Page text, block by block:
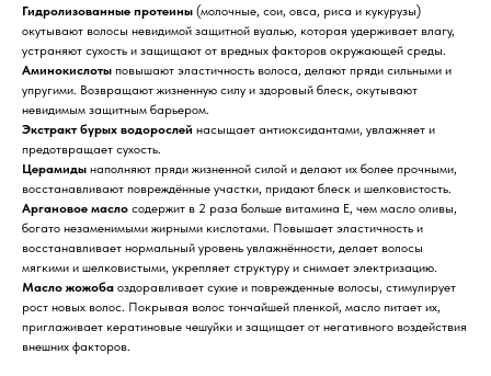
Гидролизованные протеины (молочные, сои, овса, риса и кукурузы)
окутывают волосы невидимой защитной вуалью, которая удерживает влагу,
устраняют сухость и защищают от вредных факторов окружающей среды.
Аминокислоты повышают эластичность волоса, делают пряди сильными и
упругими. Возвращают жизненную силу и здоровый блеск, окутывают
невидимым защитным барьером.
Экстракт бурых водорослей насыщает антиоксидантами, увлажняет и
предотвращает сухость.
Церамиды наполняют пряди жизненной силой и делают их более прочными,
восстанавливают повреждённые участки, придают блеск и шелковистость.
Аргановое масло содержит в 2 раза больше витамина E, чем масло оливы,
богато незаменимыми жирными кислотами. Повышает эластичность и
восстанавливает нормальный уровень увлажнённости, делает волосы
мягкими и шелковистыми, укрепляет структуру и снимает электризацию.
Масло жожоба оздоравливает сухие и поврежденные волосы, стимулирует
рост новых волос. Покрывая волос тончайшей пленкой, масло питает их,
приглаживает кератиновые чешуйки и защищает от негативного воздействия
внешних факторов.
Для клиента
Каталог
Доставка и оплата
Контакты
О нас
Отзывы
Контакты